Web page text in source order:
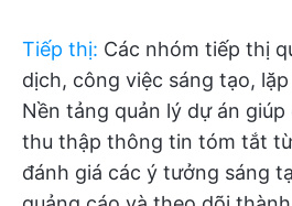
Tiếp thị: Các nhóm tiếp thị
dịch, công việc sáng tạo,
Nền tảng quản lý dự án
thu thập thông tin tóm tắt
đánh giá các ý tưởng sáng